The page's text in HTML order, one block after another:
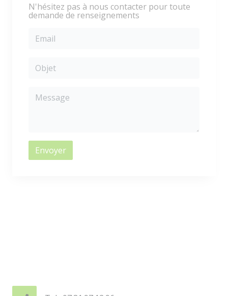
N'hésitez pas à nous contacter pour toute
demande de renseignements
Envoyer